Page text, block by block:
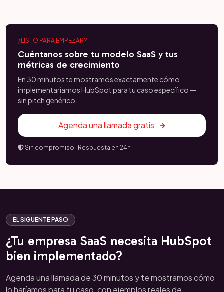
¿LISTO PARA EMPEZAR?
Cuéntanos sobre tu modelo SaaS y tus
métricas de crecimiento
En 30 minutos te mostramos exactamente cómo
implementaríamos HubSpot para tu caso específico —
sin pitch genérico.
Agenda una llamada gratis
Sin compromiso · Respuesta en 24h
EL SIGUENTE PASO
¿Tu empresa SaaS necesita HubSpot
bien implementado?
Agenda una llamada de 30 minutos y te mostramos cómo
lo haríamos para tu caso, con ejemplos reales de